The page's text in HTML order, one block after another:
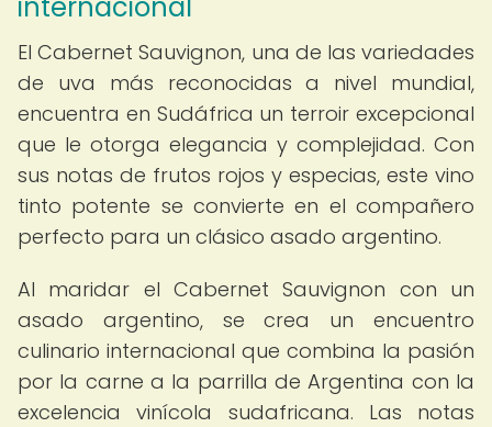
El Cabernet Sauvignon, una de las variedades
de uva más reconocidas a nivel mundial,
encuentra en Sudáfrica un terroir excepcional
que le otorga elegancia y complejidad. Con
sus notas de frutos rojos y especias, este vino
tinto potente se convierte en el compañero
perfecto para un clásico asado argentino.
Al maridar el Cabernet Sauvignon con un
asado argentino, se crea un encuentro
culinario internacional que combina la pasión
por la carne a la parrilla de Argentina con la
excelencia vinícola sudafricana. Las notas